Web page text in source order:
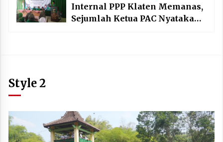
Internal PPP Klaten Memanas,
Sejumlah Ketua PAC Nyatakan
Style 2